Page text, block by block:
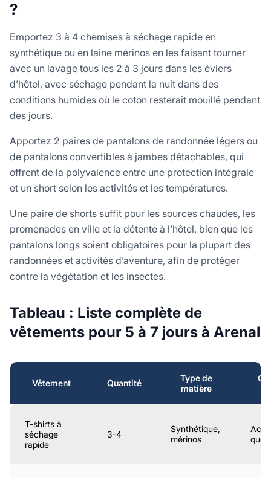
?
Emportez 3 à 4 chemises à séchage rapide en
synthétique ou en laine mérinos en les faisant tourner
avec un lavage tous les 2 à 3 jours dans les éviers
d’hôtel, avec séchage pendant la nuit dans des
conditions humides où le coton resterait mouillé pendant
des jours.
Apportez 2 paires de pantalons de randonnée légers ou
de pantalons convertibles à jambes détachables, qui
offrent de la polyvalence entre une protection intégrale
et un short selon les activités et les températures.
Une paire de shorts suffit pour les sources chaudes, les
promenades en ville et la détente à l’hôtel, bien que les
pantalons longs soient obligatoires pour la plupart des
randonnées et activités d’aventure, afin de protéger
contre la végétation et les insectes.
Tableau : Liste complète de
vêtements pour 5 à 7 jours à Arenal
Vêtement Quantité
Type de
matière
T-shirts à
séchage
rapide
3-4
Synthétique,
mérinos